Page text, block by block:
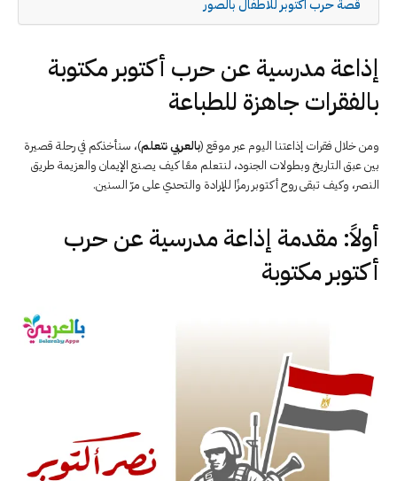
قصة حرب اكتوبر للاطفال بالصور
إذاعة مدرسية عن حرب أكتوبر مكتوبة
بالفقرات جاهزة للطباعة
ومن خلال فقرات إذاعتنا اليوم عبر موقع (بالعربي نتعلم)، سنأخذكم في رحلة قصيرة
بين عبق التاريخ وبطولات الجنود، لنتعلم معًا كيف يصنع الإيمان والعزيمة طريق
النصر، وكيف تبقى روح أكتوبر رمزًا للإرادة والتحدي على مرّ السنين.
أولاً: مقدمة إذاعة مدرسية عن حرب
أكتوبر مكتوبة